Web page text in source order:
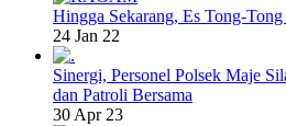
Hingga Sekarang, Es Tong-
24 Jan 22
Sinergi, Personel Polsek Maje
dan Patroli Bersama
30 Apr 23